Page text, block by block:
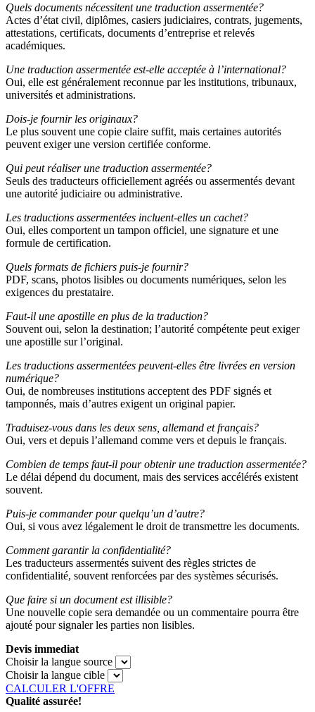
Quels documents nécessitent une traduction assermentée?
Actes d’état civil, diplômes, casiers judiciaires, contrats, jugements,
attestations, certificats, documents d’entreprise et relevés
académiques.
Une traduction assermentée est-elle acceptée à l’international?
Oui, elle est généralement reconnue par les institutions, tribunaux,
universités et administrations.
Dois-je fournir les originaux?
Le plus souvent une copie claire suffit, mais certaines autorités
peuvent exiger une version certifiée conforme.
Qui peut réaliser une traduction assermentée?
Seuls des traducteurs officiellement agréés ou assermentés devant
une autorité judiciaire ou administrative.
Les traductions assermentées incluent-elles un cachet?
Oui, elles comportent un tampon officiel, une signature et une
formule de certification.
Quels formats de fichiers puis-je fournir?
PDF, scans, photos lisibles ou documents numériques, selon les
exigences du prestataire.
Faut-il une apostille en plus de la traduction?
Souvent oui, selon la destination; l’autorité compétente peut exiger
une apostille sur l’original.
Les traductions assermentées peuvent-elles être livrées en version
numérique?
Oui, de nombreuses institutions acceptent des PDF signés et
tamponnés, mais d’autres exigent un original papier.
Traduisez-vous dans les deux sens, allemand et français?
Oui, vers et depuis l’allemand comme vers et depuis le français.
Combien de temps faut-il pour obtenir une traduction assermentée?
Le délai dépend du document, mais des services accélérés existent
souvent.
Puis-je commander pour quelqu’un d’autre?
Oui, si vous avez légalement le droit de transmettre les documents.
Comment garantir la confidentialité?
Les traducteurs assermentés suivent des règles strictes de
confidentialité, souvent renforcées par des systèmes sécurisés.
Que faire si un document est illisible?
Une nouvelle copie sera demandée ou un commentaire pourra être
ajouté pour signaler les parties non lisibles.
Devis immediat
Choisir la langue source
Choisir la langue cible
CALCULER L'OFFRE
Qualité assurée!